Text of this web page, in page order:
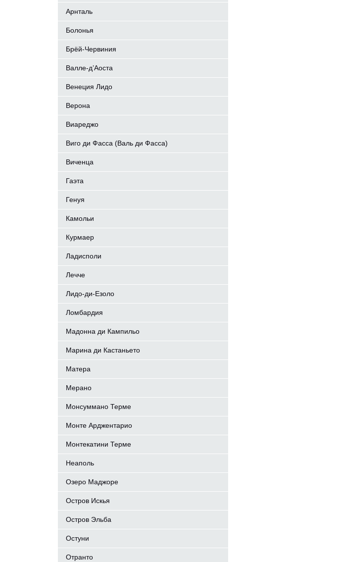
Арнталь
Болонья
Брёй-Червиния
Валле-д’Аоста
Венеция Лидо
Верона
Виареджо
Виго ди Фасса (Валь ди Фасса)
Виченца
Гаэта
Генуя
Камольи
Курмаер
Ладисполи
Лечче
Лидо-ди-Езоло
Ломбардия
Мадонна ди Кампильо
Марина ди Кастаньето
Матера
Мерано
Монсуммано Терме
Монте Арджентарио
Монтекатини Терме
Неаполь
Озеро Маджоре
Остров Искья
Остров Эльба
Остуни
Отранто